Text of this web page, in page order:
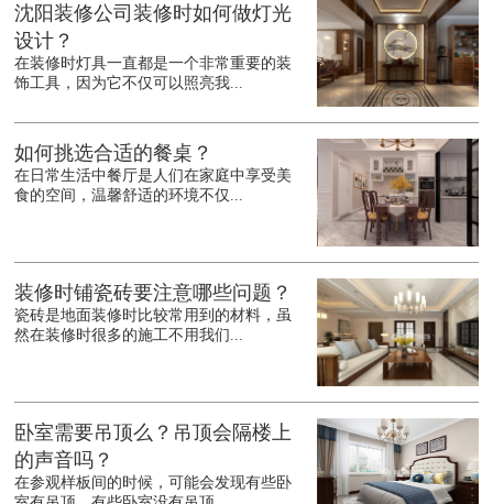
沈阳装修公司装修时如何做灯光
设计？
在装修时灯具一直都是一个非常重要的装
饰工具，因为它不仅可以照亮我...
如何挑选合适的餐桌？
在日常生活中餐厅是人们在家庭中享受美
食的空间，温馨舒适的环境不仅...
装修时铺瓷砖要注意哪些问题？
瓷砖是地面装修时比较常用到的材料，虽
然在装修时很多的施工不用我们...
卧室需要吊顶么？吊顶会隔楼上
的声音吗？
在参观样板间的时候，可能会发现有些卧